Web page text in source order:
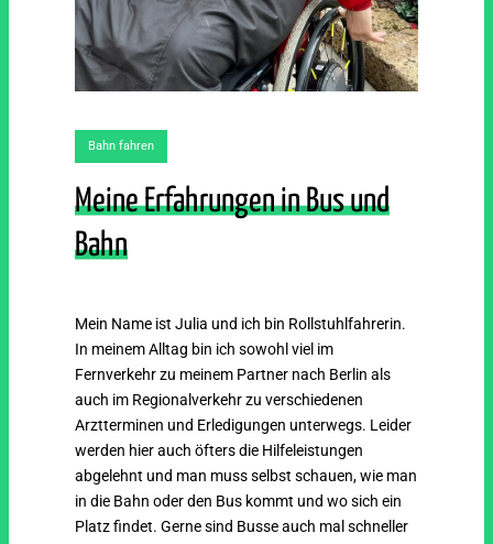
Bahn fahren
Meine Erfahrungen in Bus und
Bahn
Mein Name ist Julia und ich bin Rollstuhlfahrerin.
In meinem Alltag bin ich sowohl viel im
Fernverkehr zu meinem Partner nach Berlin als
auch im Regionalverkehr zu verschiedenen
Arztterminen und Erledigungen unterwegs. Leider
werden hier auch öfters die Hilfeleistungen
abgelehnt und man muss selbst schauen, wie man
in die Bahn oder den Bus kommt und wo sich ein
Platz findet. Gerne sind Busse auch mal schneller